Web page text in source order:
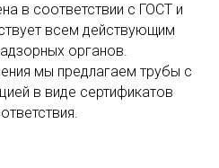
в соответствии с ГОСТ и
всем действующим
органов.
мы предлагаем трубы с
в виде сертификатов